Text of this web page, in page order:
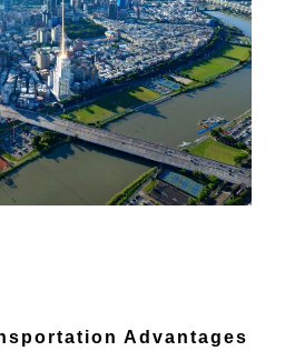
Advantages